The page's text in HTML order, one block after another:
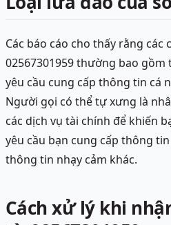
Các báo cáo cho thấy rằng các
02567301959 thường bao
yêu cầu cung cấp thông tin cá
Người gọi có thể tự xưng là
các dịch vụ tài chính để khiến
yêu cầu bạn cung cấp thông
thông tin nhạy cảm khác.
Cách xử lý khi